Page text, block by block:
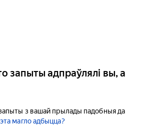
запыты адпраўлялі вы, а
з вашай прылады падобныя да
магло адбыцца?